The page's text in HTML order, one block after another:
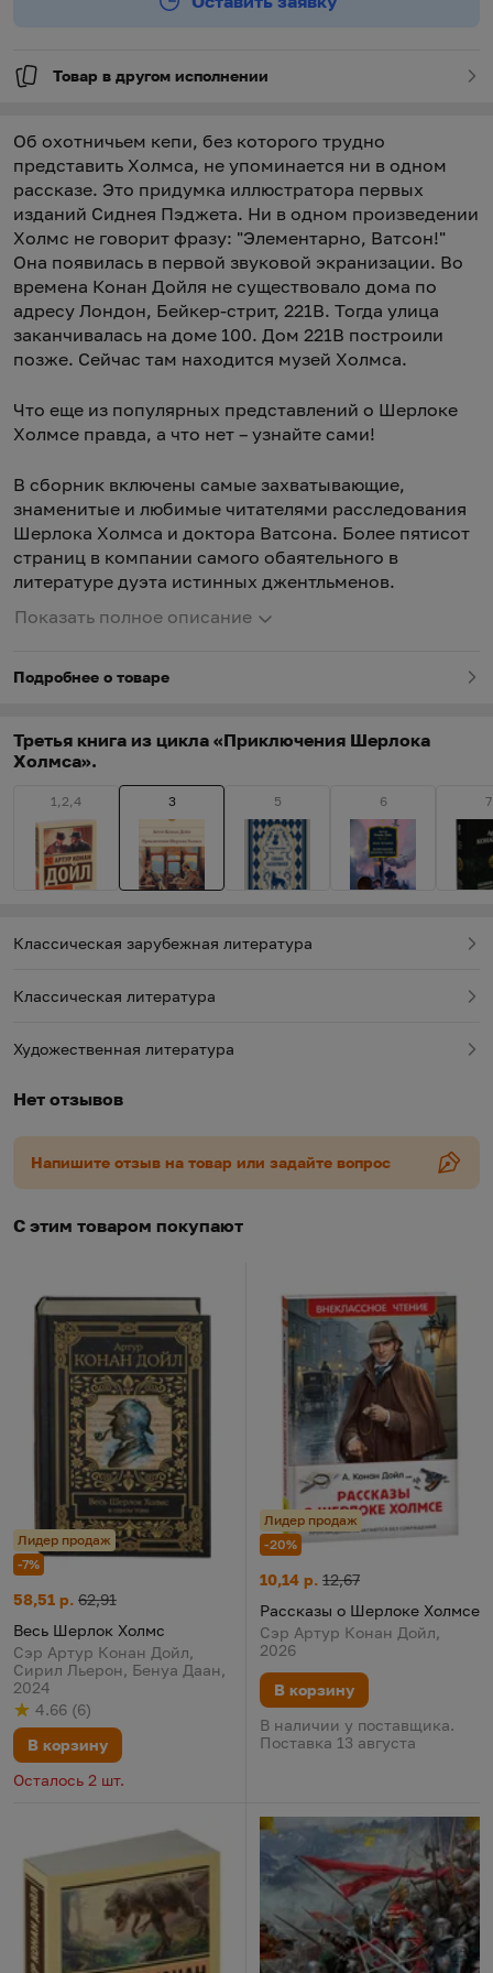
Товар в другом исполнении
Об охотничьем кепи, без которого трудно
представить Холмса, не упоминается ни в одном
рассказе. Это придумка иллюстратора первых
изданий Сиднея Пэджета. Ни в одном произведении
Холмс не говорит фразу: "Элементарно, Ватсон!"
Она появилась в первой звуковой экранизации. Во
времена Конан Дойля не существовало дома по
адресу Лондон, Бейкер-стрит, 221B. Тогда улица
заканчивалась на доме 100. Дом 221B построили
позже. Сейчас там находится музей Холмса.
Что еще из популярных представлений о Шерлоке
Холмсе правда, а что нет – узнайте сами!
В сборник включены самые захватывающие,
знаменитые и любимые читателями расследования
Шерлока Холмса и доктора Ватсона. Более пятисот
страниц в компании самого обаятельного в
литературе дуэта истинных джентльменов.
Показать полное описание
Подробнее о товаре
Третья книга из цикла «Приключения Шерлока
Холмса».
1,2,4 3 5 6 7
Классическая зарубежная литература
Классическая литература
Художественная литература
Нет отзывов
Напишите отзыв на товар или задайте вопрос
С этим товаром покупают
Лидер продаж
-7%
Весь Шерлок Холмс
Цена:
58,51 р.
Старая цена:
62,91
Весь Шерлок Холмс
Сэр Артур Конан Дойл,
Сирил Льерон, Бенуа Даан,
2024
Рейтинг
4.66
из 5 (
по результату
6
голосов
)
В корзину
Осталось 2 шт.
Лидер продаж
-20%
Рассказы о Шерлоке Холмсе
Цена:
10,14 р.
Старая цена:
12,67
Рассказы о Шерлоке Холмсе
Сэр Артур Конан Дойл,
2026
В корзину
В наличии у поставщика.
Поставка 13 августа